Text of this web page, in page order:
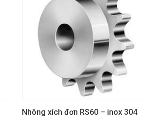
Nhông xích đơn RS60 – inox 304